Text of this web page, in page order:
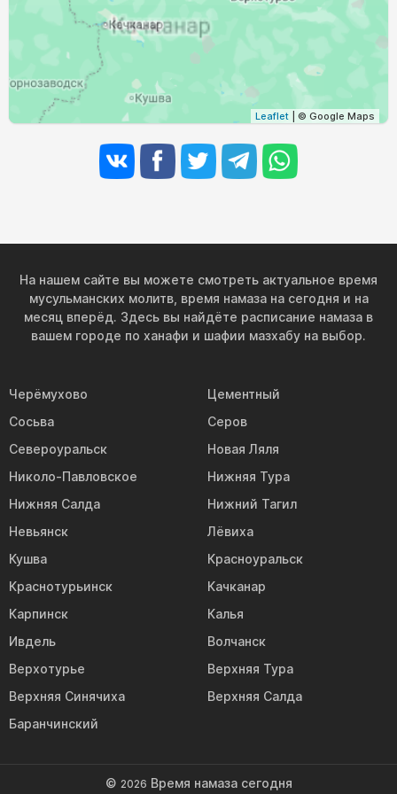
Leaflet | © Google Maps
На нашем сайте вы можете смотреть актуальное время
мусульманских молитв, время намаза на сегодня и на
месяц вперёд. Здесь вы найдёте расписание намаза в
вашем городе по ханафи и шафии мазхабу на выбор.
Черёмухово
Цементный
Сосьва
Серов
Североуральск
Новая Ляля
Николо-Павловское
Нижняя Тура
Нижняя Салда
Нижний Тагил
Невьянск
Лёвиха
Кушва
Красноуральск
Краснотурьинск
Качканар
Карпинск
Калья
Ивдель
Волчанск
Верхотурье
Верхняя Тура
Верхняя Синячиха
Верхняя Салда
Баранчинский
© 2026 Время намаза сегодня